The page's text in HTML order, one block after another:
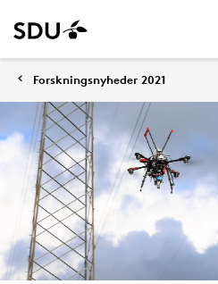
Forskningsnyheder 2021